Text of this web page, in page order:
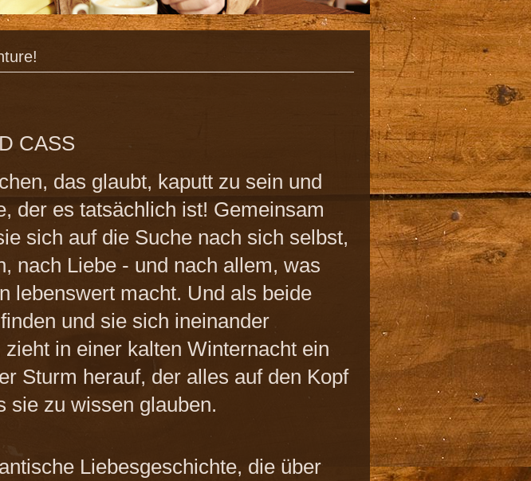
CASS
das glaubt, kaputt zu sein und
der es tatsächlich ist! Gemeinsam
sich auf die Suche nach sich selbst,
nach Liebe - und nach allem, was
lebenswert macht. Und als beide
und sie sich ineinander
in einer kalten Winternacht ein
Sturm herauf, der alles auf den Kopf
sie zu wissen glauben.
Liebesgeschichte, die über